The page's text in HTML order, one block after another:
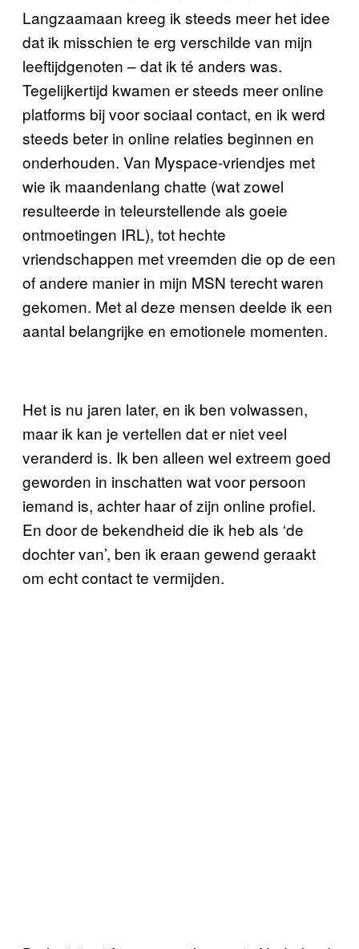
Langzaamaan kreeg ik steeds meer het idee
dat ik misschien te erg verschilde van mijn
leeftijdgenoten – dat ik té anders was.
Tegelijkertijd kwamen er steeds meer online
platforms bij voor sociaal contact, en ik werd
steeds beter in online relaties beginnen en
onderhouden. Van Myspace-vriendjes met
wie ik maandenlang chatte (wat zowel
resulteerde in teleurstellende als goeie
ontmoetingen IRL), tot hechte
vriendschappen met vreemden die op de een
of andere manier in mijn MSN terecht waren
gekomen. Met al deze mensen deelde ik een
aantal belangrijke en emotionele momenten.
Het is nu jaren later, en ik ben volwassen,
maar ik kan je vertellen dat er niet veel
veranderd is. Ik ben alleen wel extreem goed
geworden in inschatten wat voor persoon
iemand is, achter haar of zijn online profiel.
En door de bekendheid die ik heb als ‘de
dochter van’, ben ik eraan gewend geraakt
om echt contact te vermijden.